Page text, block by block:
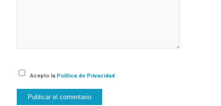
Acepto la Política de Privacidad